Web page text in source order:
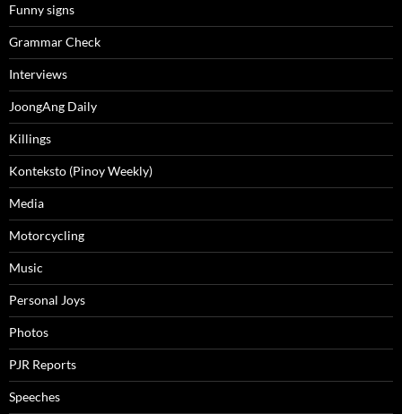
Funny signs
Grammar Check
Interviews
JoongAng Daily
Killings
Konteksto (Pinoy Weekly)
Media
Motorcycling
Music
Personal Joys
Photos
PJR Reports
Speeches